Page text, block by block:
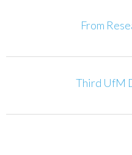
From
Third UfM